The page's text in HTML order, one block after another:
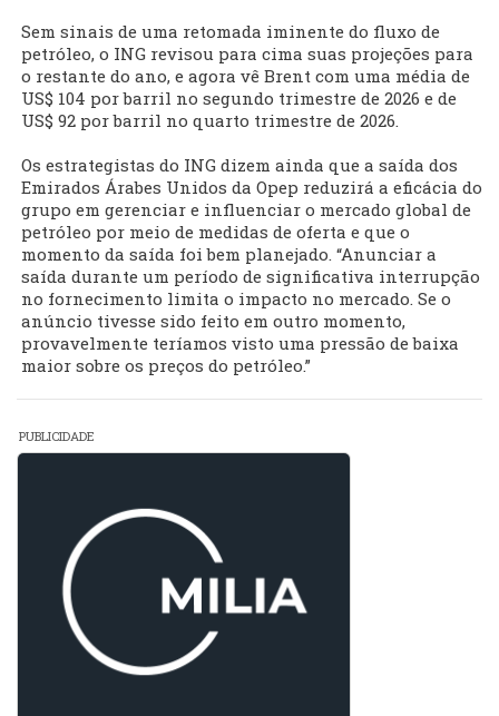
Sem sinais de uma retomada iminente do fluxo de
petróleo, o ING revisou para cima suas projeções para
o restante do ano, e agora vê Brent com uma média de
US$ 104 por barril no segundo trimestre de 2026 e de
US$ 92 por barril no quarto trimestre de 2026.
Os estrategistas do ING dizem ainda que a saída dos
Emirados Árabes Unidos da Opep reduzirá a eficácia do
grupo em gerenciar e influenciar o mercado global de
petróleo por meio de medidas de oferta e que o
momento da saída foi bem planejado. “Anunciar a
saída durante um período de significativa interrupção
no fornecimento limita o impacto no mercado. Se o
anúncio tivesse sido feito em outro momento,
provavelmente teríamos visto uma pressão de baixa
maior sobre os preços do petróleo.”
PUBLICIDADE